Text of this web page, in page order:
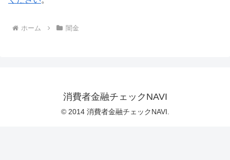
ホーム 闇金
消費者金融チェックNAVI
© 2014 消費者金融チェックNAVI.